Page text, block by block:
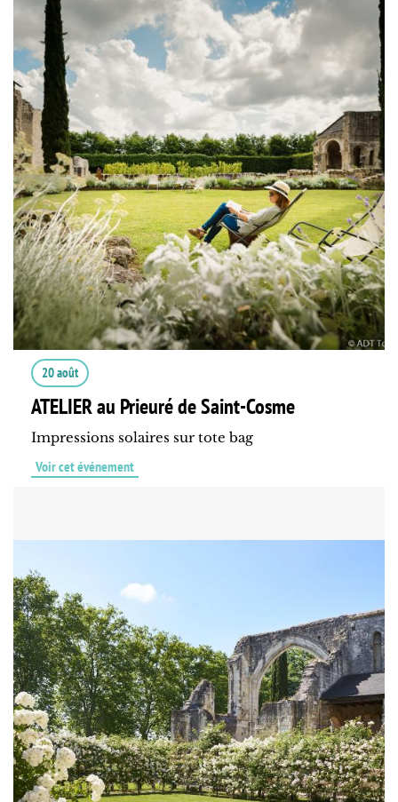
20 août
ATELIER au Prieuré de Saint-Cosme
Impressions solaires sur tote bag
Voir cet événement